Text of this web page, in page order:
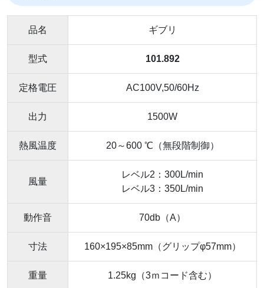
品名 ギブリ
型式 101.892
定格電圧 AC100V,50/60Hz
出力 1500W
熱風温度 20～600 ℃（無段階制御）
風量
レベル2：300L/min
レベル3：350L/min
動作音 70db（A）
寸法 160×195×85mm（グリップφ57mm）
重量 1.25kg（3ｍコード含む）